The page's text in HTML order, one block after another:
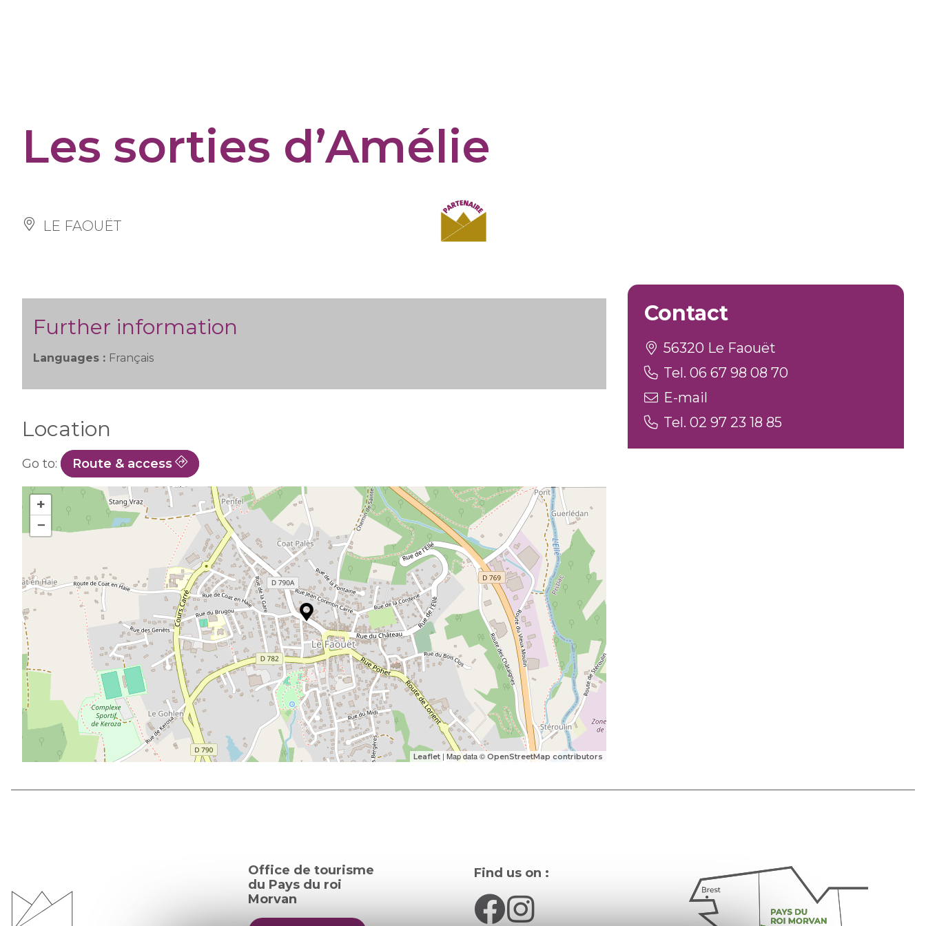
Les sorties d’Amélie
LE FAOUËT
Further information
Languages : Français
Location
Go to: Route & access
+
−
Leaflet | Map data © OpenStreetMap contributors
Contact
56320 Le Faouët
Tel. 06 67 98 08 70
E-mail
Tel. 02 97 23 18 85
Office de tourisme
du Pays du roi
Morvan
Find us on :